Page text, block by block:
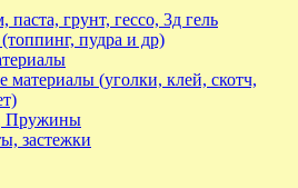
грунт, гессо, 3д гель
пудра и др)
материалы (уголки, клей, скотч,
Пружины
застежки